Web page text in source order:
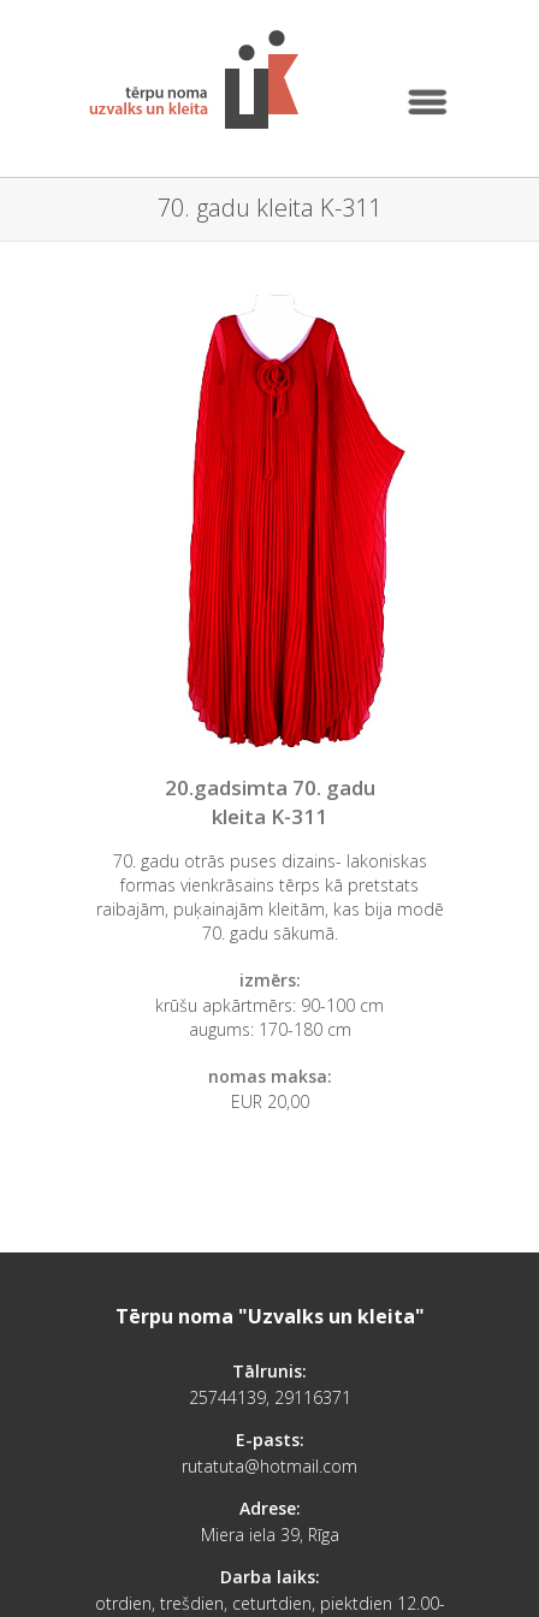
70. gadu kleita K-311
20.gadsimta 70. gadu
kleita K-311
70. gadu otrās puses dizains- lakoniskas
formas vienkrāsains tērps kā pretstats
raibajām, puķainajām kleitām, kas bija modē
70. gadu sākumā.
izmērs:
krūšu apkārtmērs: 90-100 cm
augums: 170-180 cm
nomas maksa:
EUR 20,00
Tērpu noma "Uzvalks un kleita"
Tālrunis:
25744139, 29116371
E-pasts:
rutatuta@hotmail.com
Adrese:
Miera iela 39, Rīga
Darba laiks:
otrdien, trešdien, ceturtdien, piektdien 12.00-